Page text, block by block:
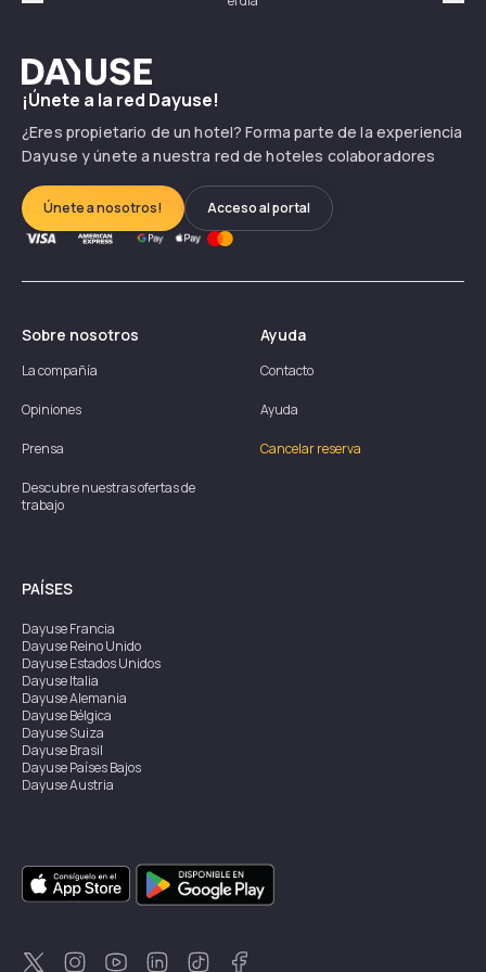
Dayuse
¡Únete a la red Dayuse!
¿Eres propietario de un hotel? Forma parte de la experiencia
Dayuse y únete a nuestra red de hoteles colaboradores
Únete a nosotros! Acceso al portal
Sobre nosotros
La compañía
Opiniones
Prensa
Descubre nuestras ofertas de
trabajo
Ayuda
Contacto
Ayuda
Cancelar reserva
PAÍSES
DayuseFrancia
DayuseReino Unido
DayuseEstados Unidos
DayuseItalia
DayuseAlemania
DayuseBélgica
DayuseSuiza
DayuseBrasil
DayusePaíses Bajos
DayuseAustria
DayuseSingapur
DayuseSuecia
DayuseTailandia
DayuseNueva Zelanda